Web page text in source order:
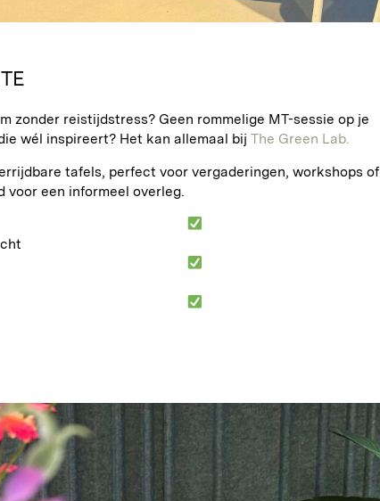
zonder reistijdstress? Geen rommelige MT-sessie op je
wél inspireert? Het kan allemaal bij The Green Lab.
tafels, perfect voor vergaderingen, workshops of
voor een informeel overleg.